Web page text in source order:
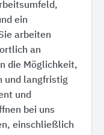
ein
arbeiten
an
die Möglichkeit,
und langfristig
und
bei uns
einschließlich